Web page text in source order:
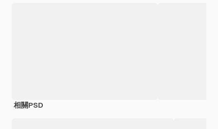
相關PSD